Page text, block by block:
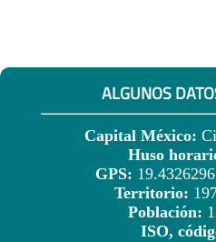
ALGUNOS
Capital México:
Huso
GPS:
Territorio:
Población:
ISO,